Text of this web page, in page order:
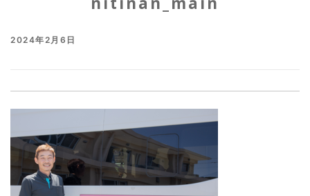
2024年2月6日